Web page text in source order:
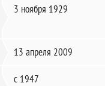
3 ноября 1929
13 апреля 2009
с 1947